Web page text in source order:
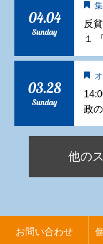
04.04
Sunday
反
１
03.28
Sunday
政
他の
お問い合わせ